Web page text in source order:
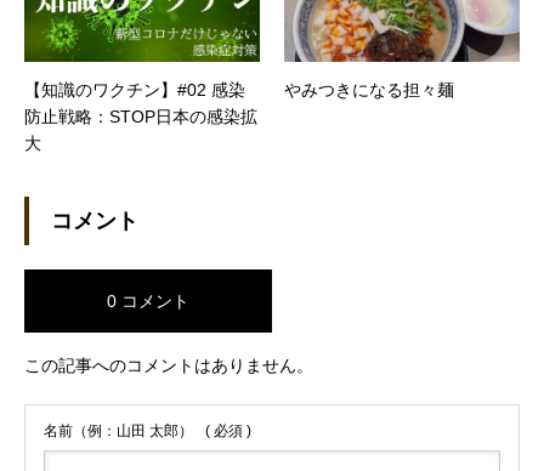
【知識のワクチン】#02 感染
防止戦略：STOP日本の感染拡
大
やみつきになる担々麺
コメント
0 コメント
この記事へのコメントはありません。
名前（例：山田 太郎） ( 必須 )